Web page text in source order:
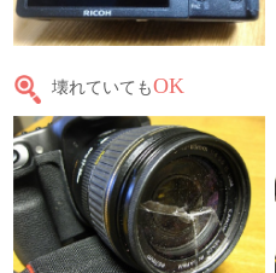
壊れていてもOK